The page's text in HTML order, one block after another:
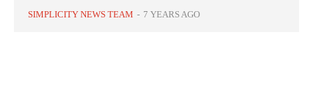
SIMPLICITY NEWS TEAM - 7 YEARS AGO